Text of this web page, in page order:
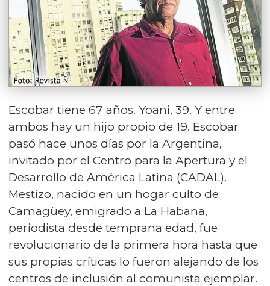
Escobar tiene 67 años. Yoani, 39. Y entre
ambos hay un hijo propio de 19. Escobar
pasó hace unos días por la Argentina,
invitado por el Centro para la Apertura y el
Desarrollo de América Latina (CADAL).
Mestizo, nacido en un hogar culto de
Camagüey, emigrado a La Habana,
periodista desde temprana edad, fue
revolucionario de la primera hora hasta que
sus propias críticas lo fueron alejando de los
centros de inclusión al comunista ejemplar.